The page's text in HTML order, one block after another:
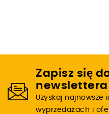
Zapisz się
newslettera
Uzyskaj
wyprzedażach i